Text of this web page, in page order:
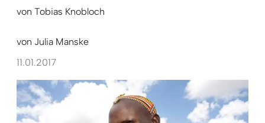
von Tobias Knobloch
von Julia Manske
11.01.2017